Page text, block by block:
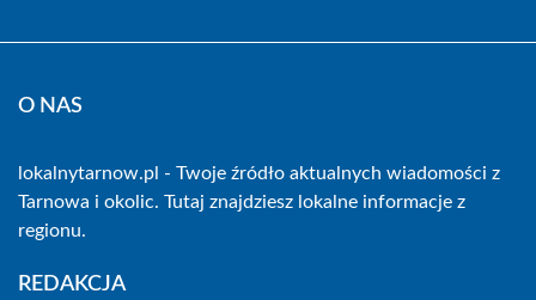
O NAS
lokalnytarnow.pl - Twoje źródło aktualnych wiadomości z
Tarnowa i okolic. Tutaj znajdziesz lokalne informacje z
regionu.
REDAKCJA